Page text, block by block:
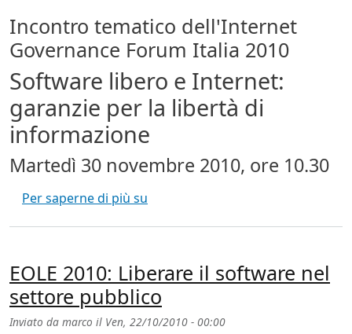
Incontro tematico dell'Internet
Governance Forum Italia 2010
Software libero e Internet:
garanzie per la libertà di
informazione
Martedì 30 novembre 2010, ore 10.30
Per saperne di più su
EOLE 2010: Liberare il software nel
settore pubblico
Inviato da marco il Ven, 22/10/2010 - 00:00